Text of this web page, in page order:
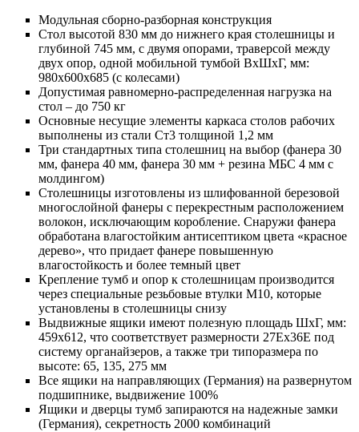
Модульная сборно-разборная конструкция
Стол высотой 830 мм до нижнего края столешницы и
глубиной 745 мм, с двумя опорами, траверсой между
двух опор, одной мобильной тумбой ВхШхГ, мм:
980х600х685 (с колесами)
Допустимая равномерно-распределенная нагрузка на
стол – до 750 кг
Основные несущие элементы каркаса столов рабочих
выполнены из стали Ст3 толщиной 1,2 мм
Три стандартных типа столешниц на выбор (фанера 30
мм, фанера 40 мм, фанера 30 мм + резина МБС 4 мм с
молдингом)
Столешницы изготовлены из шлифованной березовой
многослойной фанеры с перекрестным расположением
волокон, исключающим коробление. Снаружи фанера
обработана влагостойким антисептиком цвета «красное
дерево», что придает фанере повышенную
влагостойкость и более темный цвет
Крепление тумб и опор к столешницам производится
через специальные резьбовые втулки М10, которые
установлены в столешницы снизу
Выдвижные ящики имеют полезную площадь ШхГ, мм:
459х612, что соответствует размерности 27Ех36Е под
систему органайзеров, а также три типоразмера по
высоте: 65, 135, 275 мм
Все ящики на направляющих (Германия) на развернутом
подшипнике, выдвижение 100%
Ящики и дверцы тумб запираются на надежные замки
(Германия), секретность 2000 комбинаций